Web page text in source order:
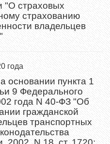
"О страховых
страхованию
владельцев
года
основании пункта 1
9 Федерального
года N 40-ФЗ "Об
гражданской
транспортных